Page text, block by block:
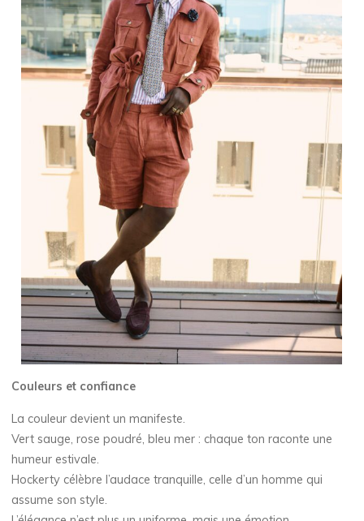
Couleurs et confiance
La couleur devient un manifeste.
Vert sauge, rose poudré, bleu mer : chaque ton raconte une
humeur estivale.
Hockerty célèbre l’audace tranquille, celle d’un homme qui
assume son style.